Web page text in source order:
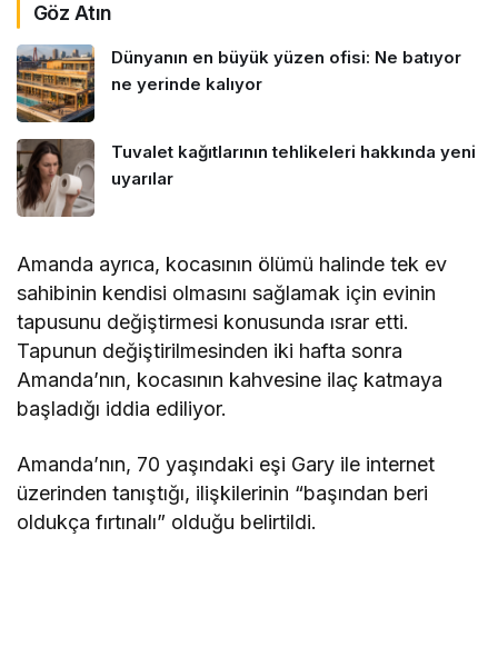
Göz Atın
Dünyanın en büyük yüzen ofisi: Ne batıyor
ne yerinde kalıyor
Tuvalet kağıtlarının tehlikeleri hakkında yeni
uyarılar
Amanda ayrıca, kocasının ölümü halinde tek ev
sahibinin kendisi olmasını sağlamak için evinin
tapusunu değiştirmesi konusunda ısrar etti.
Tapunun değiştirilmesinden iki hafta sonra
Amanda’nın, kocasının kahvesine ilaç katmaya
başladığı iddia ediliyor.
Amanda’nın, 70 yaşındaki eşi Gary ile internet
üzerinden tanıştığı, ilişkilerinin “başından beri
oldukça fırtınalı” olduğu belirtildi.